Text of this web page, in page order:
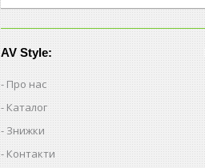
AV Style:
Про нас
Каталог
Знижки
Контакти